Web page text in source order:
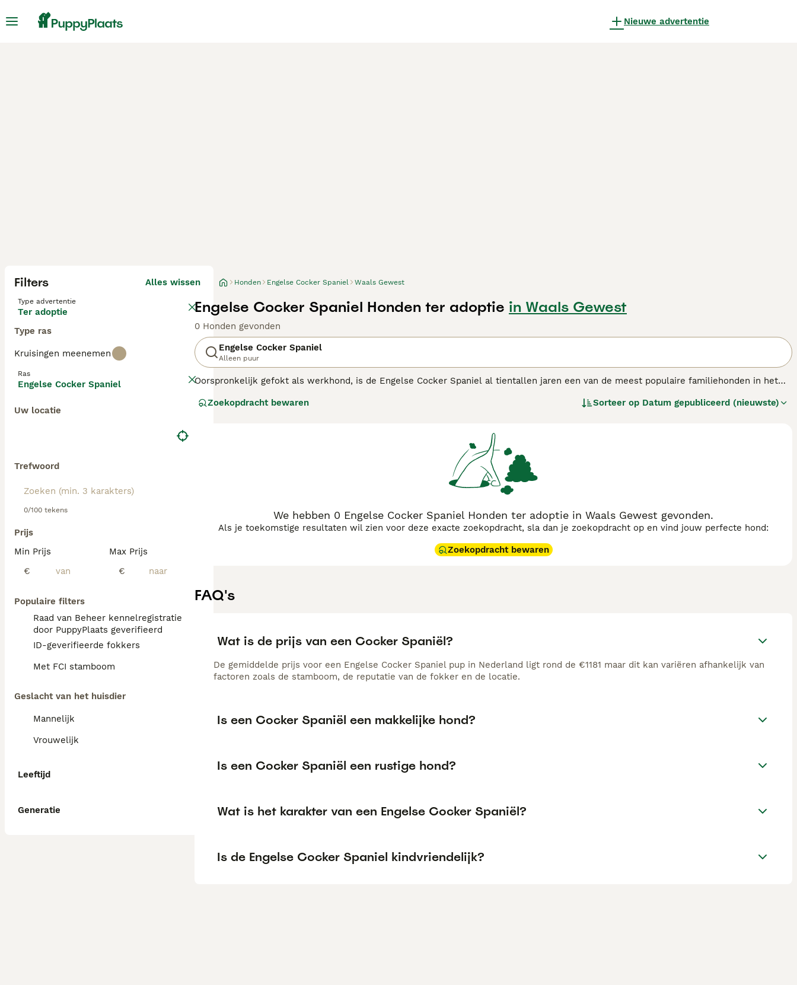
Nieuwe advertentie
Filters Alles wissen
Type advertentie
Ter adoptie
Type ras
Kruisingen meenemen
Ras
Engelse Cocker Spaniel
Uw locatie
Trefwoord
0/100 tekens
Prijs
Min Prijs
€
Max Prijs
€
Populaire filters
Raad van Beheer kennelregistratie
door PuppyPlaats geverifieerd
ID-geverifieerde fokkers
Met FCI stamboom
Geslacht van het huisdier
Mannelijk
Vrouwelijk
Leeftijd
Generatie
Honden Engelse Cocker Spaniel Waals Gewest
Engelse Cocker Spaniel Honden ter adoptie in Waals Gewest
0 Honden gevonden
Engelse Cocker Spaniel
Alleen puur
Oorspronkelijk gefokt als werkhond, is de Engelse Cocker Spaniel al tientallen jaren een van de meest populaire familiehonden in het
gezinshond. Het zijn vrolijke, energieke honden die zich goed aanpassen aan de meeste levensstijlen. Cockers zijn buitengewoon
adviespagina voor informatie over dit hondenras.
Zoekopdracht bewaren Sorteer op Datum gepubliceerd (nieuwste)
We hebben 0 Engelse Cocker Spaniel Honden ter adoptie in Waals Gewest gevonden.
Als je toekomstige resultaten wil zien voor deze exacte zoekopdracht, sla dan je zoekopdracht op en vind jouw perfecte hond:
Zoekopdracht bewaren
FAQ's
Wat is de prijs van een Cocker Spaniël?
De gemiddelde prijs voor een Engelse Cocker Spaniel pup in Nederland ligt rond de €1181 maar dit kan variëren afhankelijk van
factoren zoals de stamboom, de reputatie van de fokker en de locatie.
Is een Cocker Spaniël een makkelijke hond?
Is een Cocker Spaniël een rustige hond?
Wat is het karakter van een Engelse Cocker Spaniël?
Is de Engelse Cocker Spaniel kindvriendelijk?